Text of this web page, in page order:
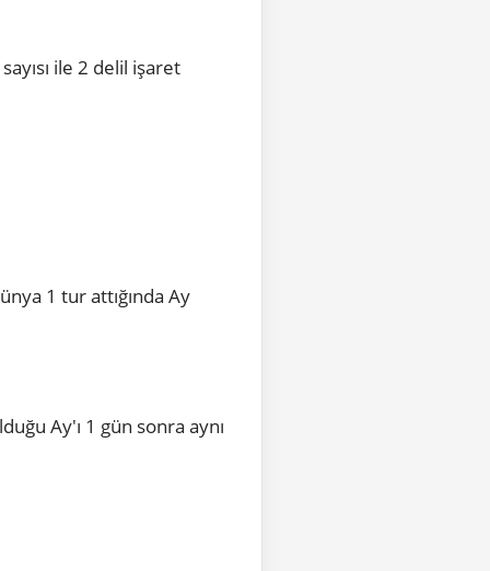
ile 2 delil işaret
1 tur attığında Ay
Ay'ı 1 gün sonra aynı